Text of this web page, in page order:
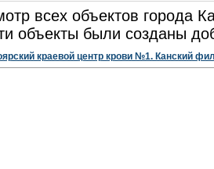
всех объектов города
объекты были созданы
краевой центр крови №1. Канский